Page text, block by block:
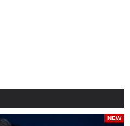
NEW